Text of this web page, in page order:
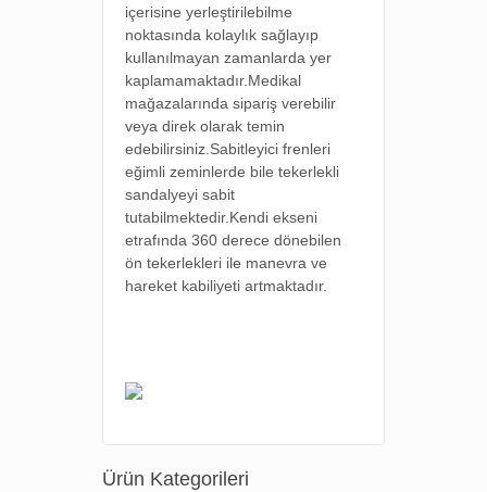
içerisine yerleştirilebilme
noktasında kolaylık sağlayıp
kullanılmayan zamanlarda yer
kaplamamaktadır.Medikal
mağazalarında sipariş verebilir
veya direk olarak temin
edebilirsiniz.Sabitleyici frenleri
eğimli zeminlerde bile tekerlekli
sandalyeyi sabit
tutabilmektedir.Kendi ekseni
etrafında 360 derece dönebilen
ön tekerlekleri ile manevra ve
hareket kabiliyeti artmaktadır.
Ürün Kategorileri